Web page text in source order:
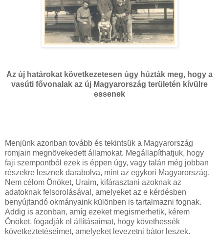
Az új határokat következetesen úgy húzták meg, hogy a
vasúti fővonalak az új Magyarország területén kívülre
essenek
Menjünk azonban tovább és tekintsük a Magyarország
romjain megnövekedett államokat. Megállapíthatjuk, hogy
faji szempontból ezek is éppen úgy, vagy talán még jobban
részekre lesznek darabolva, mint az egykori Magyarország.
Nem célom Önöket, Uraim, kifárasztani azoknak az
adatoknak felsorolásával, amelyeket az e kérdésben
benyújtandó okmányaink különben is tartalmazni fognak.
Addig is azonban, amíg ezeket megismerhetik, kérem
Önöket, fogadják el állításaimat, hogy követhessék
következtetéseimet, amelyeket levezetni bátor leszek.